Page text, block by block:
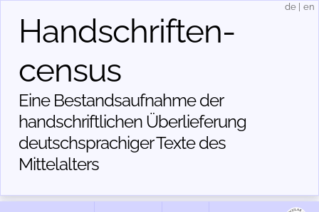
Handschriften­
census
Eine Bestandsaufnahme der
handschriftlichen Über­lieferung
deutschsprachiger Texte des
Mittelalters
de en